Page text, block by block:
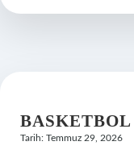
turşu
Tarih: Temmuz 29, 2026